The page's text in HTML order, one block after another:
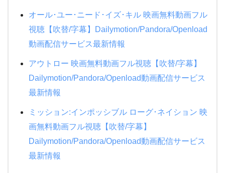
オール･ユー･ニード･イズ･キル 映画無料動画フル
視聴【吹替/字幕】Dailymotion/Pandora/Openload
動画配信サービス最新情報
アウトロー 映画無料動画フル視聴【吹替/字幕】
Dailymotion/Pandora/Openload動画配信サービス
最新情報
ミッション:インポッシブル ローグ･ネイション 映
画無料動画フル視聴【吹替/字幕】
Dailymotion/Pandora/Openload動画配信サービス
最新情報